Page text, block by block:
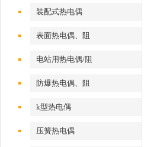
装配式热电偶
表面热电偶、阻
电站用热电偶/阻
防爆热电偶、阻
k型热电偶
压簧热电偶